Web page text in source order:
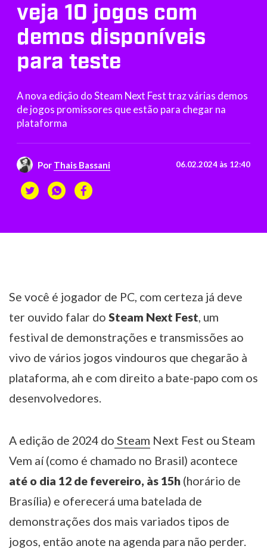
veja 10 jogos com
demos disponíveis
para teste
A nova edição do Steam Next Fest traz várias demos
de jogos promissores que estão para chegar na
plataforma
Por Thais Bassani 06.02.2024 às 12:40
Se você é jogador de PC, com certeza já deve
ter ouvido falar do Steam Next Fest , um
festival de demonstrações e transmissões ao
vivo de vários jogos vindouros que chegarão à
plataforma, ah e com direito a bate-papo com os
desenvolvedores.
A edição de 2024 do Steam Next Fest ou Steam
Vem aí (como é chamado no Brasil) acontece
até o dia 12 de fevereiro, às 15h (horário de
Brasília) e oferecerá uma batelada de
demonstrações dos mais variados tipos de
jogos, então anote na agenda para não perder.